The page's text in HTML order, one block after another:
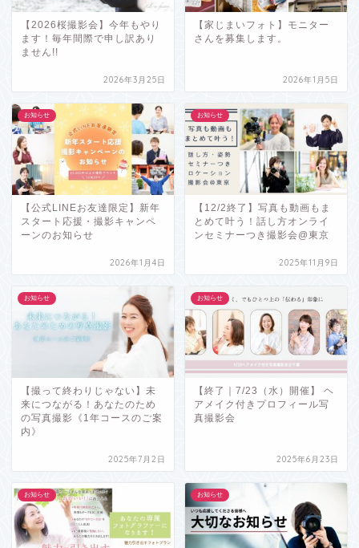
【2026桜撮影会】今年もやり
ます！毎年間際で申し訳あり
ません!!
2026年3月25日
【家じまいフォト】モニター
さんを募集します。
2026年1月5日
お知らせ
【公式LINEお友達限定】新年
スタート応援・撮影キャンペ
ーンのお知らせ
2026年1月4日
お知らせ
【12/2終了】写真も動画もま
とめて叶う！話し方オンライ
ンセミナーつき撮影会@東京
2025年11月9日
お知らせ
【撮って終わりじゃない】未
来につながる！あなたのため
の写真撮影《1年コースのご案
内》
2025年7月2日
お知らせ
【終了｜7/23（水）開催】 ヘ
アメイク付きプロフィール写
真撮影会
2025年6月23日
お知らせ お知らせ